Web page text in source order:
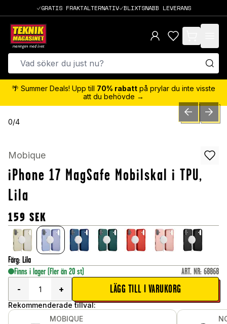
GRATIS FRAKTALTERNATIV BLIXTSNABB LEVERANS
items in cart,
🌴 Summer Deals! Upp till 70% rabatt på prylar du inte visste
att du behövde →
0/4 PREVIOUSNEXT
Mobique
iPhone 17 MagSafe Mobilskal i TPU,
Lila
159 SEK
Färg: Lila
Finns i lager (Fler än 20 st) ART. NR: 68868
-
+ LÄGG TILL I VARUKORG
Rekommenderade tillval:
MOBIQUE